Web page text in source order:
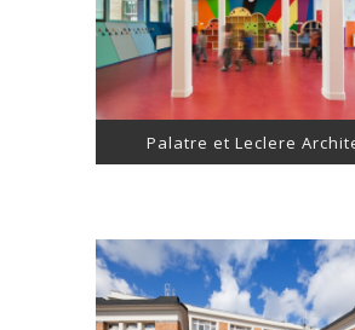
Palatre et Leclere